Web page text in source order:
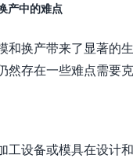
产中的难点
和换产带来了显著的
然存在一些难点需要克
工设备或模具在设计